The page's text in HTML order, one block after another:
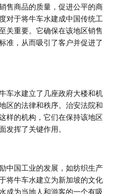
售商品的质量，促进公平的商
对于将牛车水建成中国传统工
关重要。它确保在该地区销售
准，从而吸引了客户并促进了
车水建立了几座政府大楼和机
区的法律和秩序。治安法院和
样的机构，它们在保持该地区
发挥了关键作用。
中国工业的发展，如纺织生产
将牛车水建立为新加坡的文化
成为当地人和游客的一个有吸